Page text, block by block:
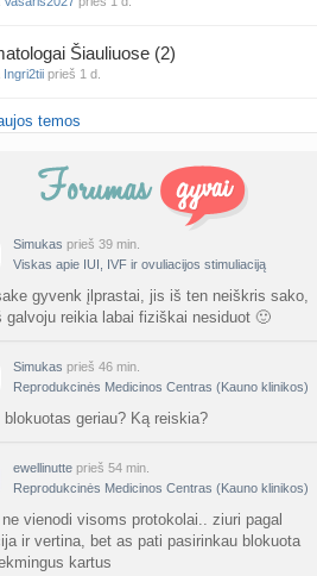
Šiauliuose (2)
Ingri2tii prieš 1 d.
valymas
Šklėrius
mėnesio dvyniai
AgnieskaAdele prieš 1 d.
linikea223 prieš 1 d.
mokyklos
rečiausi berniukų vardai :)
gelio (progesterono) naudojimas
temos
Simukas prieš 39 min.
Viskas apie IUI, IVF ir ovuliacijos stimuliaciją
gyvenk įlprastai, jis iš ten neiškris sako,
galvoju reikia labai fiziškai nesiduot 🙂
Simukas prieš 46 min.
Reprodukcinės Medicinos Centras (Kauno klinikos)
blokuotas geriau? Ką reiskia?
ewellinutte prieš 54 min.
Reprodukcinės Medicinos Centras (Kauno klinikos)
vienodi visoms protokolai.. ziuri pagal
ir vertina, bet as pati pasirinkau blokuota
kartus